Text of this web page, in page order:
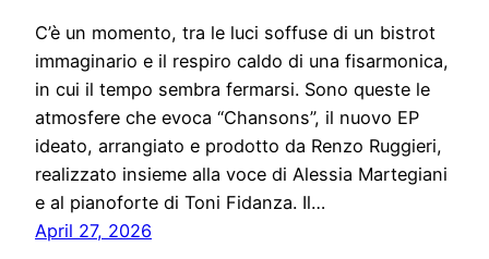
C’è un momento, tra le luci soffuse di un bistrot
immaginario e il respiro caldo di una fisarmonica,
in cui il tempo sembra fermarsi. Sono queste le
atmosfere che evoca “Chansons”, il nuovo EP
ideato, arrangiato e prodotto da Renzo Ruggieri,
realizzato insieme alla voce di Alessia Martegiani
e al pianoforte di Toni Fidanza. Il…
April 27, 2026